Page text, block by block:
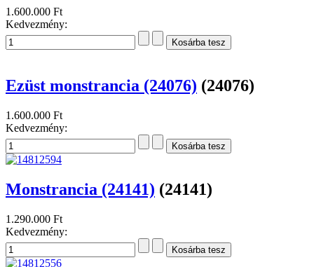
1.600.000 Ft
Kedvezmény:
Ezüst monstrancia (24076) (24076)
1.600.000 Ft
Kedvezmény:
Monstrancia (24141) (24141)
1.290.000 Ft
Kedvezmény: